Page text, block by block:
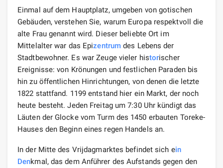
Einmal auf dem Hauptplatz, umgeben von gotischen
Gebäuden, verstehen Sie, warum Europa respektvoll die
alte Frau genannt wird. Dieser beliebte Ort im
Mittelalter war das Epizentrum des Lebens der
Stadtbewohner. Es war Zeuge vieler historischer
Ereignisse: von Krönungen und festlichen Paraden bis
hin zu öffentlichen Hinrichtungen, von denen die letzte
1822 stattfand. 1199 entstand hier ein Markt, der noch
heute besteht. Jeden Freitag um 7:30 Uhr kündigt das
Läuten der Glocke vom Turm des 1450 erbauten Toreke-
Hauses den Beginn eines regen Handels an.
In der Mitte des Vrijdagmarktes befindet sich ein
Denkmal, das dem Anführer des Aufstands gegen den